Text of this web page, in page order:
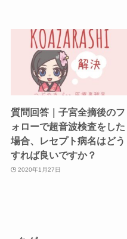
質問回答｜子宮全摘後のフ
ォローで超音波検査をした
場合、レセプト病名はどう
すれば良いですか？
2020年1月27日